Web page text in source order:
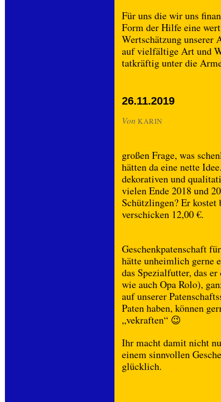
Für uns die wir uns
Form der Hilfe eine
Wertschätzung unserer
auf vielfältige Art und
tatkräftig unter die
26.11.2019
Von KARIN
großen Frage, was
hätten da eine nette
dekorativen und
vielen Ende 2018 und
Schützlingen? Er
verschicken 12,00 €.
Geschenkpatenschaft
hätte unheimlich gerne
das Spezialfutter, das
wie auch Opa Rolo),
auf unserer
Paten haben, können
„vekraften“ 😉
Ihr macht damit nicht
einem sinnvollen
glücklich.